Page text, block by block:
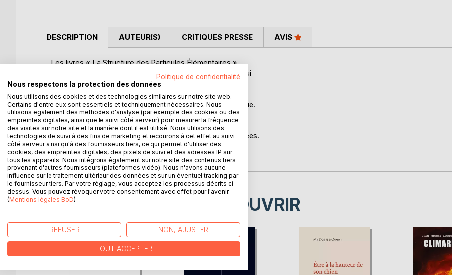
DESCRIPTION
Les livres « La Structure des Particules Élémentaires »
développent un arbre généalogique pour ces particules qui
commence au début de l’univers. Les idées actuelles de
physique sont discutées. On peut bien comprendre ces
conceptions sans connaître la mathématique ou la physique.
Le tome XIIf construit l’univers sans aucune matière et
énergie des quanta d’espace et du temps seulement. On
discute la physique et trouve quelques régions peu éclairées.
Par ramassant des idées déjà bien connues on peut
reconnaître des explications simples.
AUTEUR(S) CRITIQUES PRESSE AVIS
D’AUTRES TITRES À DÉCOUVRIR
Politique de confidentialité
Nous respectons la protection des données
Nous utilisons des cookies et des technologies similaires sur notre site web.
Certains d'entre eux sont essentiels et techniquement nécessaires. Nous
utilisons également des méthodes d'analyse (par exemple des cookies ou des
empreintes digitales, ainsi que le suivi côté serveur) pour mesurer la fréquence
des visites sur notre site et la manière dont il est utilisé. Nous utilisons des
technologies de suivi à des fins de marketing et recourons à cet effet au suivi
côté serveur ainsi qu'à des fournisseurs tiers, ce qui permet d'utiliser des
cookies, des empreintes digitales, des pixels de suivi et des adresses IP sur
tous les appareils. Nous intégrons également sur notre site des contenus tiers
provenant d'autres fournisseurs (plateformes vidéo). Nous n'avons aucune
influence sur le traitement ultérieur des données et sur un éventuel tracking par
le fournisseur tiers. Par votre réglage, vous acceptez les processus décrits ci-
dessus. Vous pouvez révoquer votre consentement avec effet pour l'avenir.
(Mentions légales BoD)
REFUSER NON, AJUSTER
TOUT ACCEPTER